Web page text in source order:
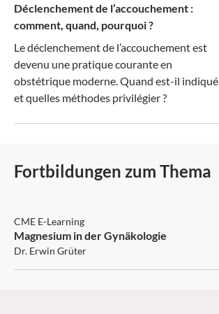
Déclenchement de l’accouchement :
comment, quand, pourquoi ?
Le déclenchement de l’accouchement est
devenu une pratique courante en
obstétrique moderne. Quand est-il indiqué
et quelles méthodes privilégier ?
Fortbildungen zum Thema
CME E-Learning
Magnesium in der Gynäkologie
Dr. Erwin Grüter